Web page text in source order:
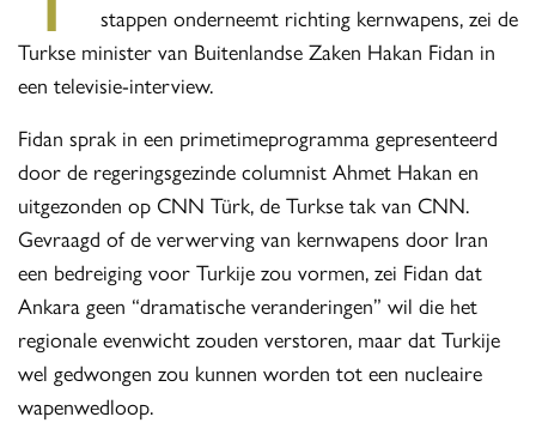
stappen onderneemt richting kernwapens, zei de
Turkse minister van Buitenlandse Zaken Hakan Fidan in
een televisie-interview.
Fidan sprak in een primetimeprogramma gepresenteerd
door de regeringsgezinde columnist Ahmet Hakan en
uitgezonden op CNN Türk, de Turkse tak van CNN.
Gevraagd of de verwerving van kernwapens door Iran
een bedreiging voor Turkije zou vormen, zei Fidan dat
Ankara geen “dramatische veranderingen” wil die het
regionale evenwicht zouden verstoren, maar dat Turkije
wel gedwongen zou kunnen worden tot een nucleaire
wapenwedloop.